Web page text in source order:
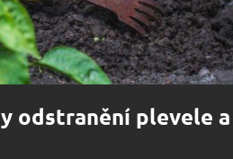
odstranění plevele